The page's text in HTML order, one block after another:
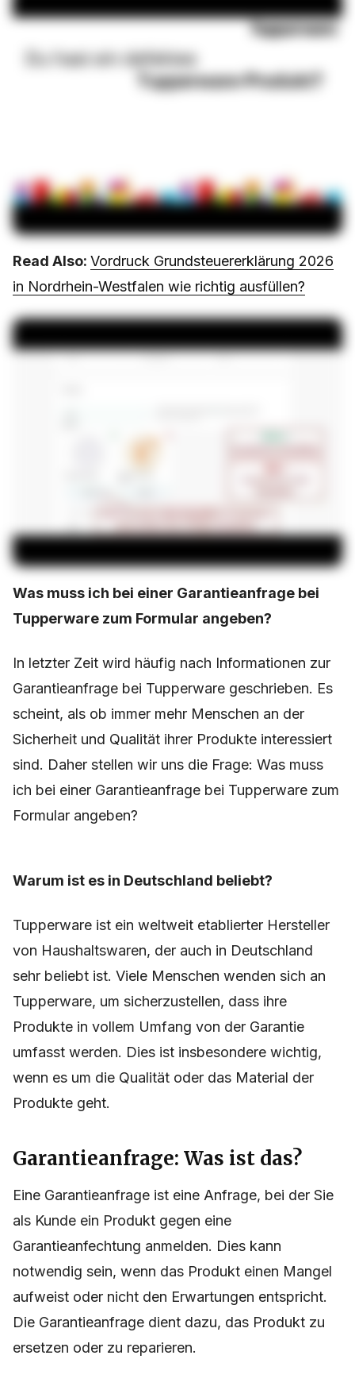
Read Also: Vordruck Grundsteuererklärung 2026
in Nordrhein-Westfalen wie richtig ausfüllen?
Was muss ich bei einer Garantieanfrage bei
Tupperware zum Formular angeben?
In letzter Zeit wird häufig nach Informationen zur
Garantieanfrage bei Tupperware geschrieben. Es
scheint, als ob immer mehr Menschen an der
Sicherheit und Qualität ihrer Produkte interessiert
sind. Daher stellen wir uns die Frage: Was muss
ich bei einer Garantieanfrage bei Tupperware zum
Formular angeben?
Warum ist es in Deutschland beliebt?
Tupperware ist ein weltweit etablierter Hersteller
von Haushaltswaren, der auch in Deutschland
sehr beliebt ist. Viele Menschen wenden sich an
Tupperware, um sicherzustellen, dass ihre
Produkte in vollem Umfang von der Garantie
umfasst werden. Dies ist insbesondere wichtig,
wenn es um die Qualität oder das Material der
Produkte geht.
Garantieanfrage: Was ist das?
Eine Garantieanfrage ist eine Anfrage, bei der Sie
als Kunde ein Produkt gegen eine
Garantieanfechtung anmelden. Dies kann
notwendig sein, wenn das Produkt einen Mangel
aufweist oder nicht den Erwartungen entspricht.
Die Garantieanfrage dient dazu, das Produkt zu
ersetzen oder zu reparieren.